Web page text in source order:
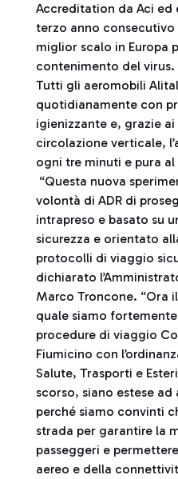
Accreditation da Aci ed
terzo anno consecutivo
miglior scalo in Europa
contenimento del virus.
Tutti gli aeromobili
quotidianamente con
igienizzante e, grazie ai
circolazione verticale,
ogni tre minuti e pura al
“Questa nuova
volontà di ADR di
intrapreso e basato su
sicurezza e orientato
protocolli di viaggio
dichiarato
Marco Troncone. “Ora
quale siamo
procedure di viaggio
Fiumicino con
Salute, Trasporti e
scorso, siano estese
perché siamo convinti
strada per garantire la
passeggeri e
aereo e della